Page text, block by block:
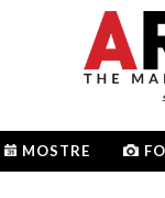
MOSTRE